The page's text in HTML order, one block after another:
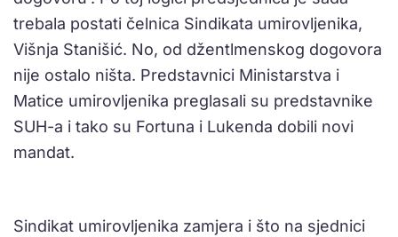
trebala postati čelnica Sindikata umirovljenika,
Višnja Stanišić. No, od džentlmenskog dogovora
nije ostalo ništa. Predstavnici Ministarstva i
Matice umirovljenika preglasali su predstavnike
SUH-a i tako su Fortuna i Lukenda dobili novi
mandat.
Sindikat umirovljenika zamjera i što na sjednici